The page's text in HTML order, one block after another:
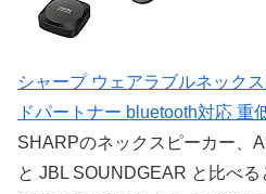
シャープ ウェアラブルネック
ドパートナー bluetooth対応 重
SHARPのネックスピーカー、
と JBL SOUNDGEAR と比べ